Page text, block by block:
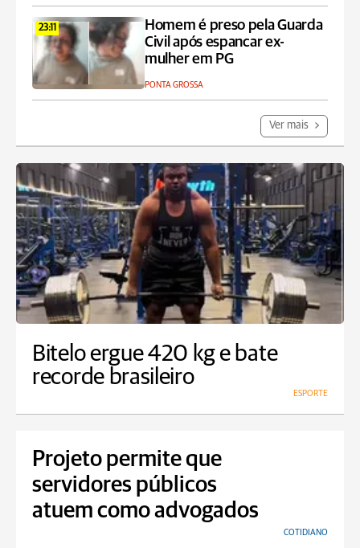
23:11
Homem é preso pela Guarda
Civil após espancar ex-
mulher em PG
PONTA GROSSA
Ver mais
Bitelo ergue 420 kg e bate
recorde brasileiro
ESPORTE
Projeto permite que
servidores públicos
atuem como advogados
COTIDIANO